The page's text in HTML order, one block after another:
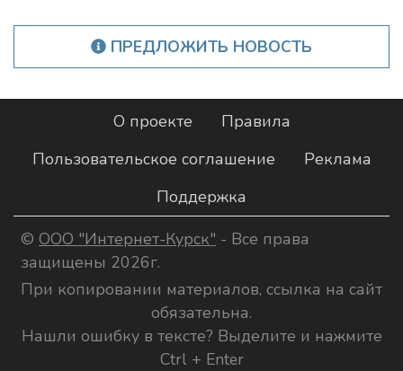
ПРЕДЛОЖИТЬ НОВОСТЬ
О проекте
Правила
Пользовательское соглашение
Реклама
Поддержка
© ООО "Интернет-Курск" - Все права
защищены 2026г.
При копировании материалов, ссылка на сайт
обязательна.
Нашли ошибку в тексте? Выделите и нажмите
Ctrl + Enter